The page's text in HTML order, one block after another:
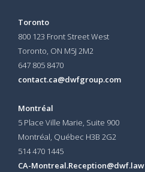
Toronto
800 123 Front Street West
Toronto, ON M5J 2M2
647 805 8470
contact.ca@dwfgroup.com
Montréal
5 Place Ville Marie, Suite 900
Montréal, Québec H3B 2G2
514 470 1445
CA-Montreal.Reception@dwf.law